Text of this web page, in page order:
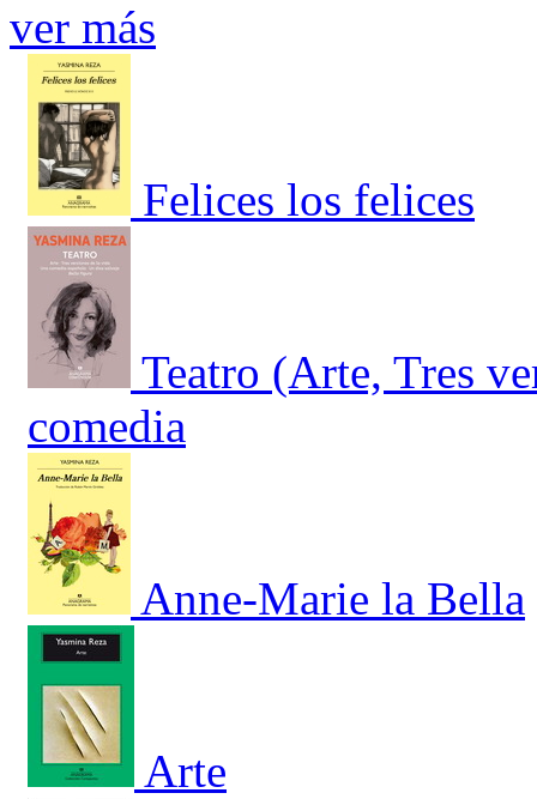
ver más
Felices los felices
Teatro (Arte, Tres
comedia
Anne-Marie la Bella
Arte